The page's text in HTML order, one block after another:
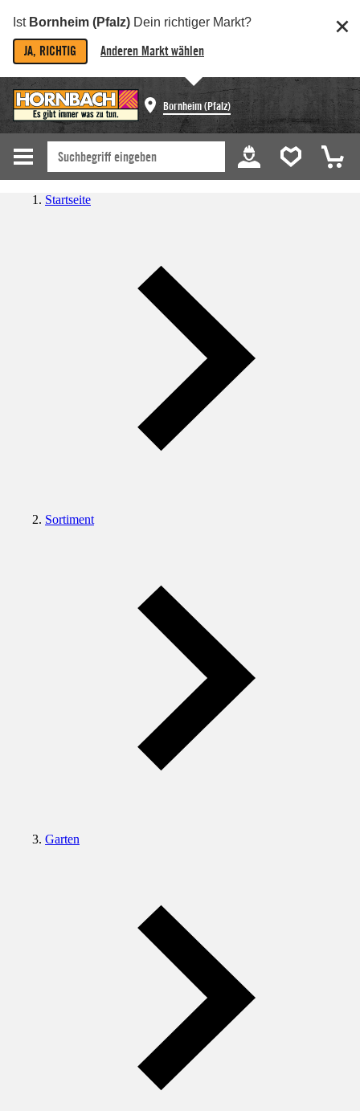
Ist Bornheim (Pfalz) Dein richtiger Markt?
JA, RICHTIG Anderen Markt wählen
Bornheim (Pfalz)
Startseite
Sortiment
Garten